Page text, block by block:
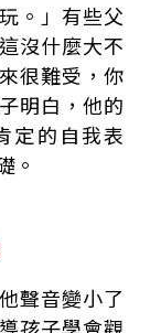
。」有些父
沒什麼大不
很難受，你
明白，他的
定的自我表
。
聲音變小了